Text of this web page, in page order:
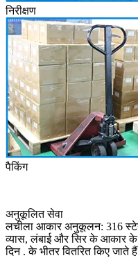
निरीक्षण
पैकिंग
अनुकूलित सेवा
लचीला आकार अनुकूलन: 316
व्यास, लंबाई और सिर के आकार
दिन . के भीतर वितरित किए जाते हैं